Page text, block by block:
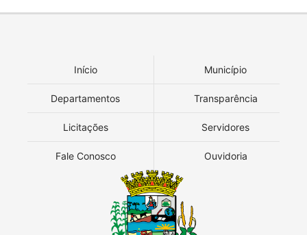
Início Município
Departamentos Transparência
Licitações Servidores
Fale Conosco Ouvidoria